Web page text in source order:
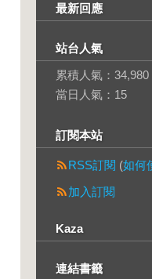
最新回應
站台人氣
累積人氣： 34,980
當日人氣： 15
訂閱本站
RSS訂閱 (如何
加入訂閱
Kaza
連結書籤